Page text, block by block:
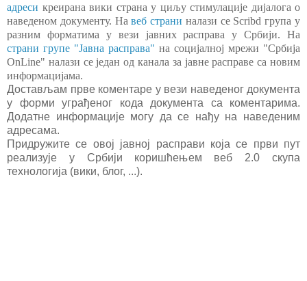
адреси креирана вики страна у циљу стимулације дијалога о
наведеном документу. Навеб страни налази се Scribd група у
разним форматима у вези јавних расправа у Србији. На
страни групе "Јавна расправа" на социјалној мрежи "Србија
OnLine" налази се један од канала за јавне расправе са новим
информацијама.
Достављам прве коментаре у вези наведеног документа
у форми уграђеног кода документа са коментарима.
Додатне информације могу да се нађу на наведеним
адресама.
Придружите се овој јавној расправи која се први пут
реализује у Србији коришћењем веб 2.0 скупа
технологија (вики, блог, ...).